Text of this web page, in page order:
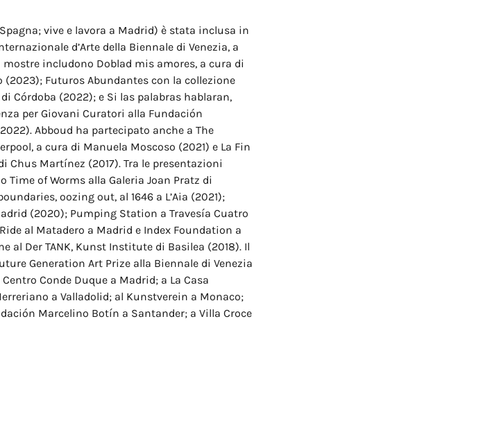
vive e lavora a Madrid) è stata inclusa in
d’Arte della Biennale di Venezia, a
includono Doblad mis amores, a cura di
Futuros Abundantes con la collezione
Córdoba (2022); e Si las palabras hablaran,
per Giovani Curatori alla Fundación
Abboud ha partecipato anche a The
a cura di Manuela Moscoso (2021) e La Fin
Chus Martínez (2017). Tra le presentazioni
of Worms alla Galeria Joan Pratz di
oozing out, al 1646 a L’Aia (2021);
(2020); Pumping Station a Travesía Cuatro
al Matadero a Madrid e Index Foundation a
al Der TANK, Kunst Institute di Basilea (2018). Il
Generation Art Prize alla Biennale di Venezia
Conde Duque a Madrid; a La Casa
a Valladolid; al Kunstverein a Monaco;
Marcelino Botín a Santander; a Villa Croce